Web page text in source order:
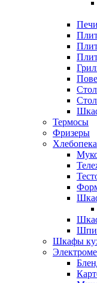
Термосы
Фризеры
Шкафы